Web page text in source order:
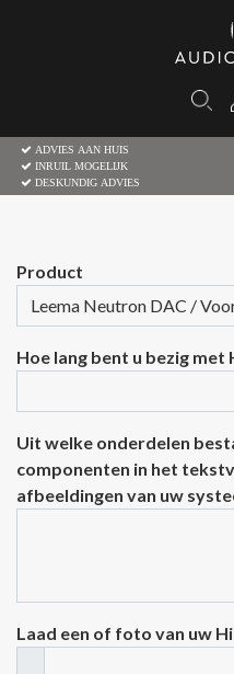
ADVIES AAN HUIS
INRUIL MOGELIJK
DESKUNDIG ADVIES
Product
Hoe lang bent u bezig met
Uit welke onderdelen
componenten in het
afbeeldingen van uw
Laad een of foto van uw